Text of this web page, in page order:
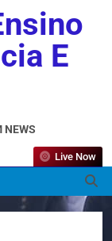
E
NEWS
Live Now